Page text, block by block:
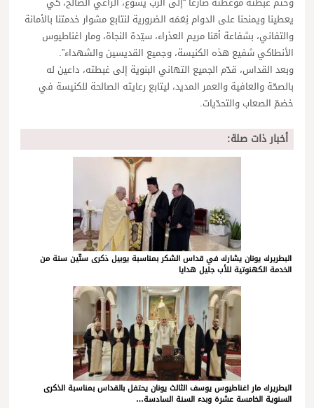
يعطينا ويمنحنا على الدوام نِعَمَه الضرورية لنتابع مشوار خدمتنا بالأمانة
والتفاني، بشفاعة أمّنا مريم العذراء، سيّدة النجاة، ومار اغناطيوس
الأنطاكي شفيع هذه الكنيسة، وجميع القديسين والشهداء”.
وبعد القداس، قدّم الجميع التهاني البنوية إلى غبطته، داعين له
بالصحّة والعافية والعمر المديد، ليتابع رعايته الصالحة للكنيسة في
خضمّ الصعاب والتحدّيات.
أخبار ذات صلة:
البطريرك يونان يشارك في قداس الشكر بمناسبة يوبيل ذكرى ستّين سنة من
الخدمة الكهنوتية للأب جليل هدايا
البطريرك مار اغناطيوس يوسف الثالث يونان يحتفل بالقداس بمناسبة الذكرى
السنوية الخامسة عشرة وبدء السنة السادسة…